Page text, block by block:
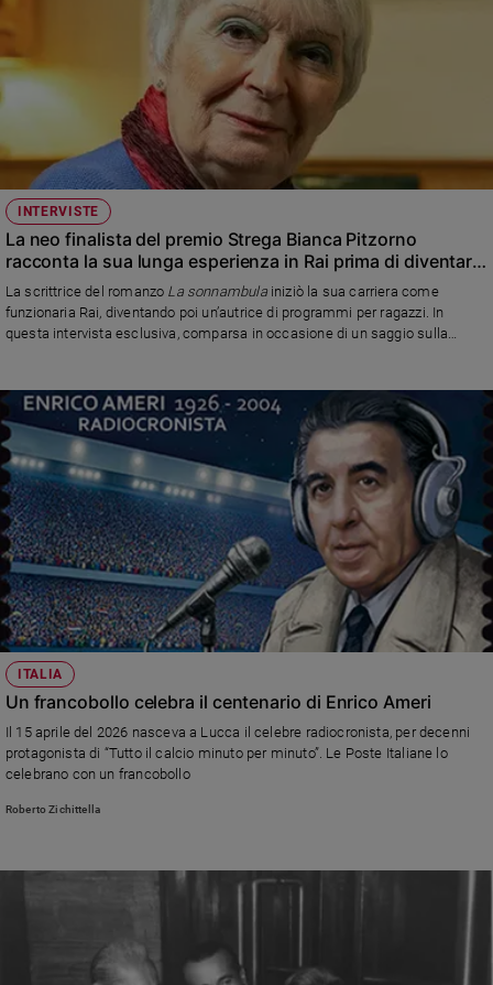
Migranti
Diversità
Costume
Cultura
e
spettacoli
2026
Cinema,
streaming
Libri
Musica
Arte
Famiglia
ed
educazione
Genitori
e
figli
Nonni
Scuola
e
Adolescenza
INTERVISTE
La neo finalista del premio Strega Bianca Pitzorno
racconta la sua lunga esperienza in Rai prima di diventare
scrittrice
La scrittrice del romanzo La sonnambula iniziò la sua carriera come
funzionaria Rai, diventando poi un’autrice di programmi per ragazzi. In
questa intervista esclusiva, comparsa in occasione di un saggio sulla
ITALIA
Un francobollo celebra il centenario di Enrico Ameri
Il 15 aprile del 2026 nasceva a Lucca il celebre radiocronista, per decenni
protagonista di “Tutto il calcio minuto per minuto”. Le Poste Italiane lo
celebrano con un francobollo
Roberto Zichittella